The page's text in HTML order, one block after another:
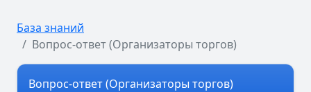
База знаний
Вопрос-ответ (Организаторы торгов)
Вопрос-ответ (Организаторы торгов)